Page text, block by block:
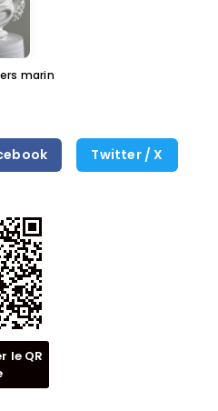
marin
Twitter / X
le QR